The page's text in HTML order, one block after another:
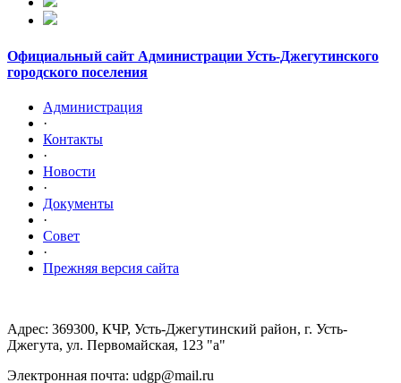
Официальный сайт Администрации Усть-Джегутинского
городского поселения
Администрация
·
Контакты
·
Новости
·
Документы
·
Совет
·
Прежняя версия сайта
Адрес: 369300, КЧР, Усть-Джегутинский район, г. Усть-
Джегута, ул. Первомайская, 123 "а"
Электронная почта: udgp@mail.ru